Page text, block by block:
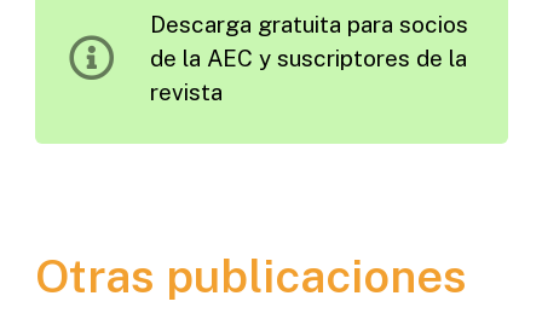
Planes
Instrumento
de
Descarga gratuita para socios
de la AEC y suscriptores de la
revista
Otras publicaciones